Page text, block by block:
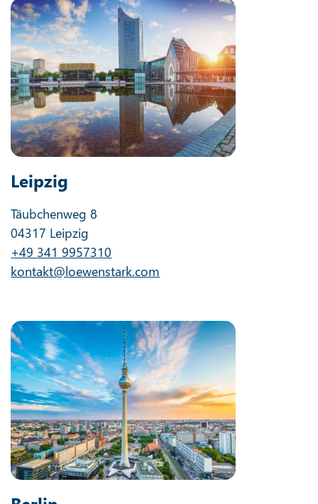
Leipzig
Täubchenweg 8
04317 Leipzig
+49 341 9957310
kontakt@loewenstark.com